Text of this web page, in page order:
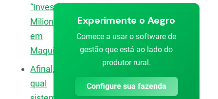
“Investimento
Milionário”
em
Maquinário
Afinal,
qual
Experimente o Aegro
Comece a usar o software de
gestão que está ao lado do
produtor rural.
Configure sua fazenda